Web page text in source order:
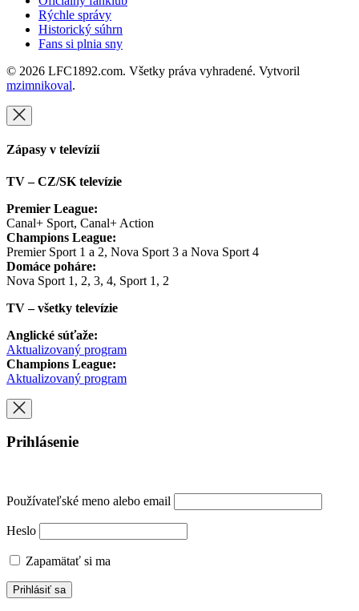
Rýchle správy
Historický súhrn
Fans si plnia sny
© 2026 LFC1892.com. Všetky práva vyhradené. Vytvoril
mzimnikoval.
Zápasy v televízií
TV – CZ/SK televízie
Premier League:
Canal+ Sport, Canal+ Action
Champions League:
Premier Sport 1 a 2, Nova Sport 3 a Nova Sport 4
Domáce poháre:
Nova Sport 1, 2, 3, 4, Sport 1, 2
TV – všetky televízie
Anglické súťaže:
Aktualizovaný program
Champions League:
Aktualizovaný program
Prihlásenie
Používateľské meno alebo email
Heslo
Zapamätať si ma